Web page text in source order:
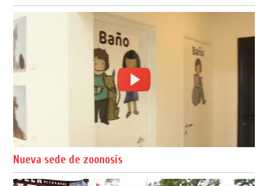
Nueva sede de zoonosis